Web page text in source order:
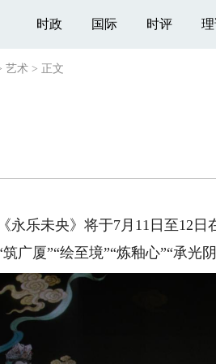
时政 国际 时评
艺术 > 正文
乐未央》将于7月11日至12日
广厦”“绘至境”“炼釉心”“承光